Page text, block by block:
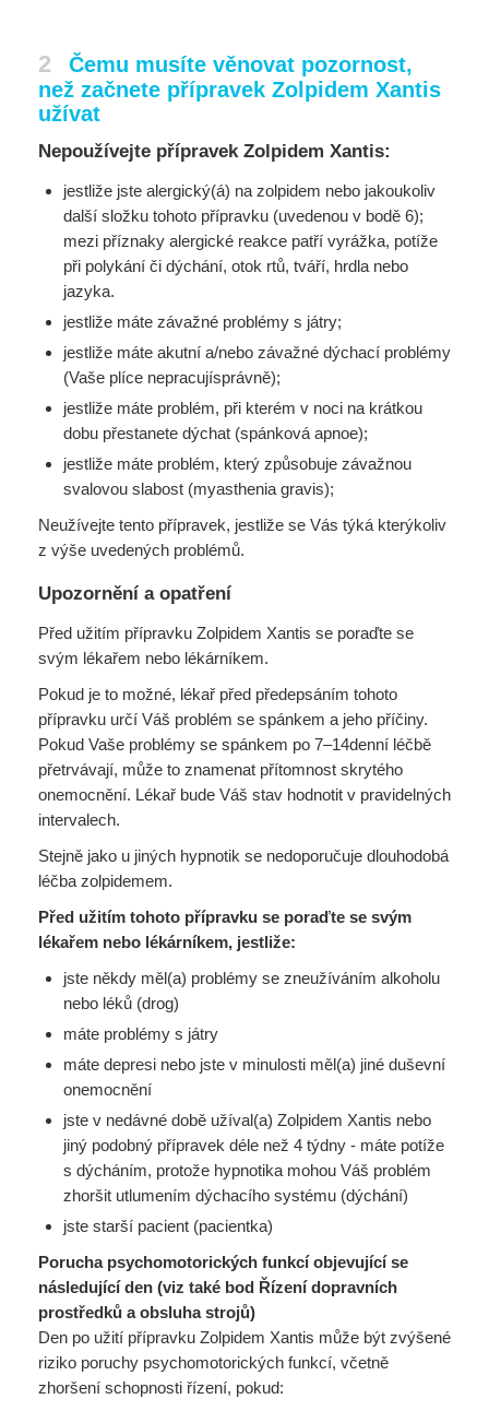
2
Čemu musíte věnovat pozornost,
než začnete přípravek Zolpidem Xantis
užívat
Nepoužívejte přípravek Zolpidem Xantis:
jestliže jste alergický(á) na zolpidem nebo jakoukoliv
další složku tohoto přípravku (uvedenou v bodě 6);
mezi příznaky alergické reakce patří vyrážka, potíže
při polykání či dýchání, otok rtů, tváří, hrdla nebo
jazyka.
jestliže máte závažné problémy s játry;
jestliže máte akutní a/nebo závažné dýchací problémy
(Vaše plíce nepracujísprávně);
jestliže máte problém, při kterém v noci na krátkou
dobu přestanete dýchat (spánková apnoe);
jestliže máte problém, který způsobuje závažnou
svalovou slabost (myasthenia gravis);
Neužívejte tento přípravek, jestliže se Vás týká kterýkoliv
z výše uvedených problémů.
Upozornění a opatření
Před užitím přípravku Zolpidem Xantis se poraďte se
svým lékařem nebo lékárníkem.
Pokud je to možné, lékař před předepsáním tohoto
přípravku určí Váš problém se spánkem a jeho příčiny.
Pokud Vaše problémy se spánkem po 7–14denní léčbě
přetrvávají, může to znamenat přítomnost skrytého
onemocnění. Lékař bude Váš stav hodnotit v pravidelných
intervalech.
Stejně jako u jiných hypnotik se nedoporučuje dlouhodobá
léčba zolpidemem.
Před užitím tohoto přípravku se poraďte se svým
lékařem nebo lékárníkem, jestliže:
jste někdy měl(a) problémy se zneužíváním alkoholu
nebo léků (drog)
máte problémy s játry
máte depresi nebo jste v minulosti měl(a) jiné duševní
onemocnění
jste v nedávné době užíval(a) Zolpidem Xantis nebo
jiný podobný přípravek déle než 4 týdny - máte potíže
s dýcháním, protože hypnotika mohou Váš problém
zhoršit utlumením dýchacího systému (dýchání)
jste starší pacient (pacientka)
Porucha psychomotorických funkcí objevující se
následující den (viz také bod Řízení dopravních
prostředků a obsluha strojů)
Den po užití přípravku Zolpidem Xantis může být zvýšené
riziko poruchy psychomotorických funkcí, včetně
zhoršení schopnosti řízení, pokud: